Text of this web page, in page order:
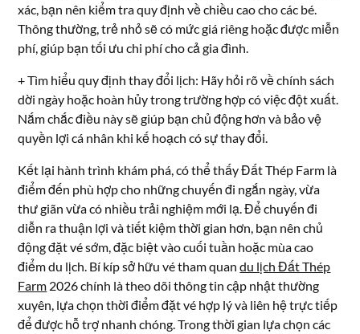
xác, bạn nên kiểm tra quy định về chiều cao cho các bé.
Thông thường, trẻ nhỏ sẽ có mức giá riêng hoặc được miễn
phí, giúp bạn tối ưu chi phí cho cả gia đình.
+ Tìm hiểu quy định thay đổi lịch: Hãy hỏi rõ về chính sách
dời ngày hoặc hoàn hủy trong trường hợp có việc đột xuất.
Nắm chắc điều này sẽ giúp bạn chủ động hơn và bảo vệ
quyền lợi cá nhân khi kế hoạch có sự thay đổi.
Kết lại hành trình khám phá, có thể thấy Đất Thép Farm là
điểm đến phù hợp cho những chuyến đi ngắn ngày, vừa
thư giãn vừa có nhiều trải nghiệm mới lạ. Để chuyến đi
diễn ra thuận lợi và tiết kiệm thời gian hơn, bạn nên chủ
động đặt vé sớm, đặc biệt vào cuối tuần hoặc mùa cao
điểm du lịch. Bí kíp sở hữu vé tham quandu lịch Đất Thép
Farm 2026 chính là theo dõi thông tin cập nhật thường
xuyên, lựa chọn thời điểm đặt vé hợp lý và liên hệ trực tiếp
để được hỗ trợ nhanh chóng. Trong thời gian lựa chọn các